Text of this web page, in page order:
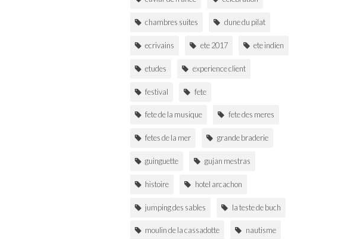
chambres suites dune du pilat
ecrivains ete 2017 ete indien
etudes experience client
festival fete
fete de la musique fete des meres
fetes de la mer grande braderie
guinguette gujan mestras
histoire hotel arcachon
jumping des sables la teste de buch
moulin de la cassadotte nautisme